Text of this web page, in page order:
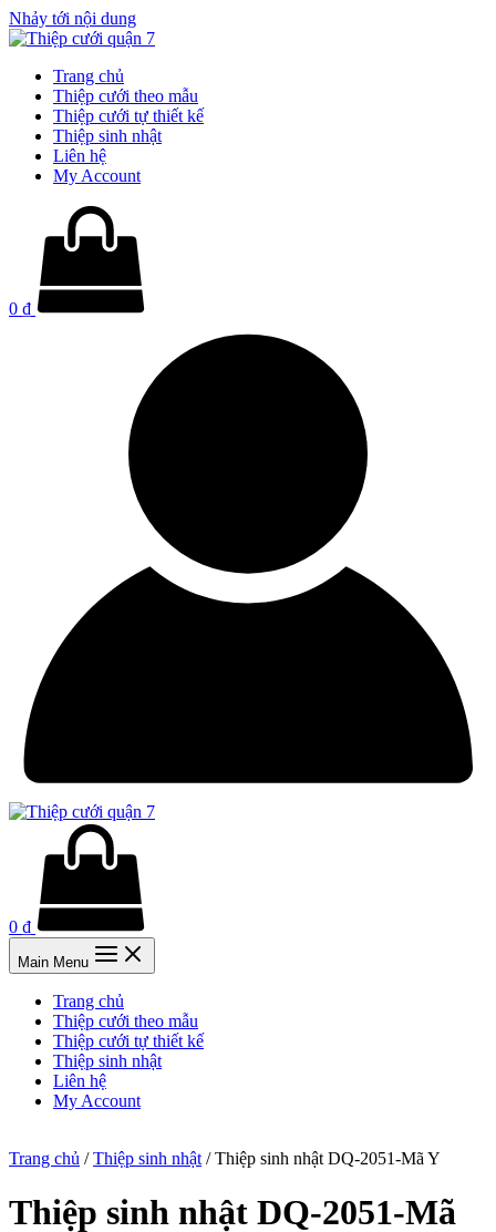
Nhảy tới nội dung
Trang chủ
Thiệp cưới theo mẫu
Thiệp cưới tự thiết kế
Thiệp sinh nhật
Liên hệ
My Account
0 ₫
0 ₫
Main Menu
Trang chủ
Thiệp cưới theo mẫu
Thiệp cưới tự thiết kế
Thiệp sinh nhật
Liên hệ
My Account
Trang chủ /Thiệp sinh nhật / Thiệp sinh nhật DQ-2051-Mã Y
Thiệp sinh nhật DQ-2051-Mã